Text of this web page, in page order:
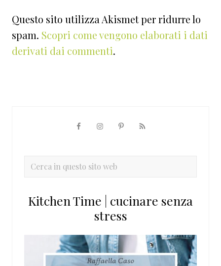
Questo sito utilizza Akismet per ridurre lo
spam. Scopri come vengono elaborati i dati
derivati dai commenti.
primaria
Cerca
sito
Kitchen Time | cucinare senza
stress